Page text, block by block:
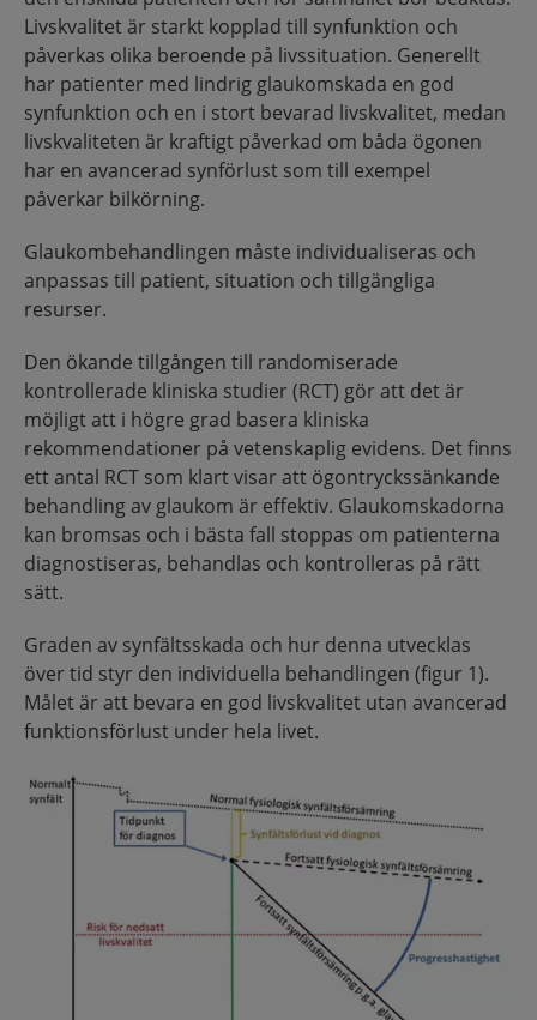
Livskvalitet är starkt kopplad till synfunktion och
påverkas olika beroende på livssituation. Generellt
har patienter med lindrig glaukomskada en god
synfunktion och en i stort bevarad livskvalitet, medan
livskvaliteten är kraftigt påverkad om båda ögonen
har en avancerad synförlust som till exempel
påverkar bilkörning.
Glaukombehandlingen måste individualiseras och
anpassas till patient, situation och tillgängliga
resurser.
Den ökande tillgången till randomiserade
kontrollerade kliniska studier (RCT) gör att det är
möjligt att i högre grad basera kliniska
rekommendationer på vetenskaplig evidens. Det finns
ett antal RCT som klart visar att ögontryckssänkande
behandling av glaukom är effektiv. Glaukomskadorna
kan bromsas och i bästa fall stoppas om patienterna
diagnostiseras, behandlas och kontrolleras på rätt
sätt.
Graden av synfältsskada och hur denna utvecklas
över tid styr den individuella behandlingen (figur 1).
Målet är att bevara en god livskvalitet utan avancerad
funktionsförlust under hela livet.